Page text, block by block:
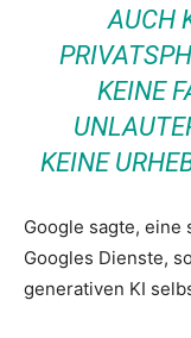
AUCH
KEINE
KEINE
Google sagte, eine
Googles Dienste,
generativen KI